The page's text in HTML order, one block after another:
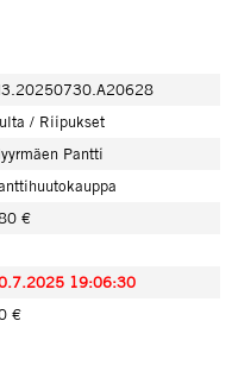
/ Riipukset
Pantti
€
19:06:30
€